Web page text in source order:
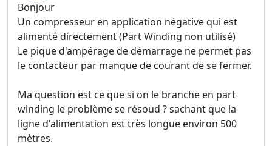
Bonjour
Un compresseur en application négative qui est
alimenté directement (Part Winding non utilisé)
Le pique d'ampérage de démarrage ne permet pas
le contacteur par manque de courant de se fermer.
Ma question est ce que si on le branche en part
winding le problème se résoud ? sachant que la
ligne d'alimentation est très longue environ 500
mètres.